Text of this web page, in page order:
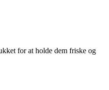
for at holde dem friske og